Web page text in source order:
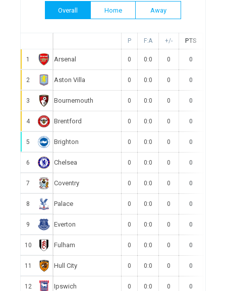
Overall Home Away
P F:A +/- PTS
1 Arsenal 0 0:0 0 0
2 Aston Villa 0 0:0 0 0
3 Bournemouth 0 0:0 0 0
4 Brentford 0 0:0 0 0
5 Brighton 0 0:0 0 0
6 Chelsea 0 0:0 0 0
7 Coventry 0 0:0 0 0
8 Palace 0 0:0 0 0
9 Everton 0 0:0 0 0
10 Fulham 0 0:0 0 0
11 Hull City 0 0:0 0 0
12 Ipswich 0 0:0 0 0